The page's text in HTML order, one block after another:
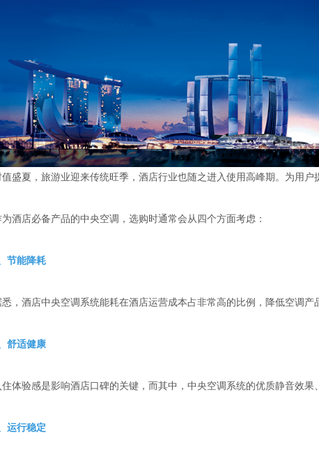
值盛夏，旅游业迎来传统旺季，酒店行业也随之进入使用高峰期。为用户
为酒店必备产品的中央空调，选购时通常会从四个方面考虑：
节能降耗
悉，酒店中央空调系统能耗在酒店运营成本占非常高的比例，降低空调产
舒适健康
住体验感是影响酒店口碑的关键，而其中，中央空调系统的优质静音效果
运行稳定